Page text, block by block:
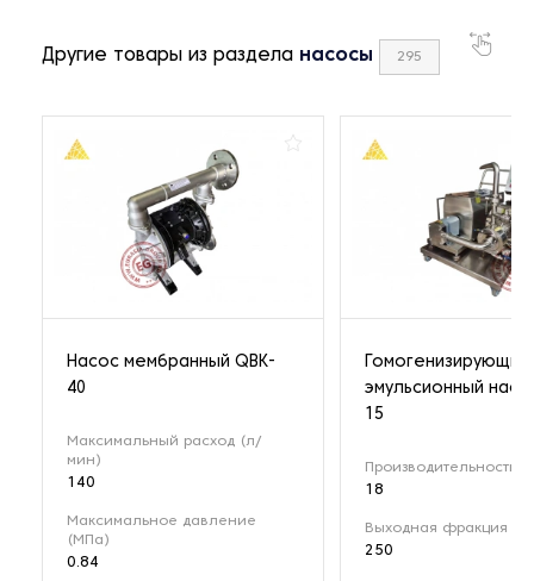
Другие товары из раздела насосы 295
Насос мембранный QBK-
40
Максимальный расход (л/
мин)
140
Максимальное давление
(МПа)
0.84
Гомогенизирующий
эмульсионный
15
Производительность
18
Выходная фракция
250